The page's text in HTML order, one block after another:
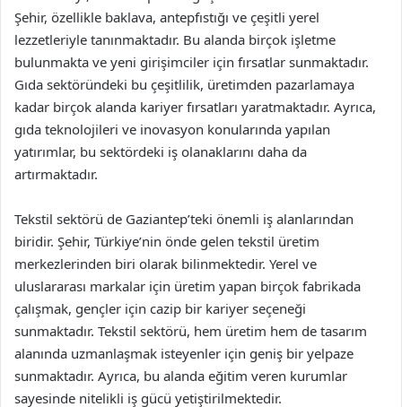
Şehir, özellikle baklava, antepfıstığı ve çeşitli yerel
lezzetleriyle tanınmaktadır. Bu alanda birçok işletme
bulunmakta ve yeni girişimciler için fırsatlar sunmaktadır.
Gıda sektöründeki bu çeşitlilik, üretimden pazarlamaya
kadar birçok alanda kariyer fırsatları yaratmaktadır. Ayrıca,
gıda teknolojileri ve inovasyon konularında yapılan
yatırımlar, bu sektördeki iş olanaklarını daha da
artırmaktadır.
Tekstil sektörü de Gaziantep’teki önemli iş alanlarından
biridir. Şehir, Türkiye’nin önde gelen tekstil üretim
merkezlerinden biri olarak bilinmektedir. Yerel ve
uluslararası markalar için üretim yapan birçok fabrikada
çalışmak, gençler için cazip bir kariyer seçeneği
sunmaktadır. Tekstil sektörü, hem üretim hem de tasarım
alanında uzmanlaşmak isteyenler için geniş bir yelpaze
sunmaktadır. Ayrıca, bu alanda eğitim veren kurumlar
sayesinde nitelikli iş gücü yetiştirilmektedir.